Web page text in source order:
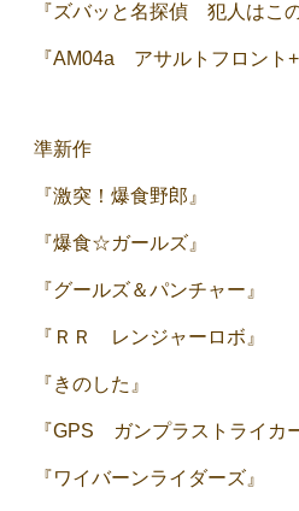
『ズバッと名探偵 犯人はこ
『AM04a アサルトフロント+
準新作
『激突！爆食野郎』
『爆食☆ガールズ』
『グールズ＆パンチャー』
『ＲＲ レンジャーロボ』
『きのした』
『GPS ガンプラストライカ
『ワイバーンライダーズ』